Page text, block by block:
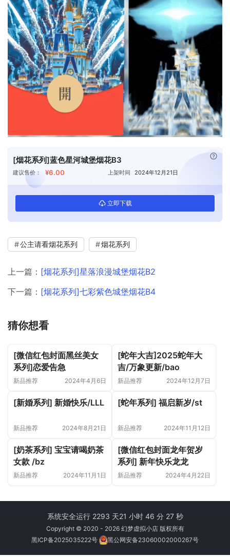
[烟花系列]蓝色星河城堡烟花B3
建议售价： ¥6.00 上架时间 2024年12月21日
立即下载
已
公主请看烟花系列 烟花系列
上一篇： [烟花系列]星落浪漫城堡烟花B2
下一篇： [烟花系列]七彩紫色城堡烟花B4
猜你想看
[微信红包封面黑丝美女
系列]恋爱告急
新品推荐 2024年4月6日
[蛇年大吉]2025蛇年大
吉/万象更新/bao
新品推荐 2024年12月7日
[新婚系列] 新婚快乐/LLL
新品推荐 2024年8月21日
[蛇年系列] 福启新岁/st
新品推荐 2024年11月12日
[奶茶系列] 宝宝请喝奶茶
女款 /bz
新品推荐 2024年11月1日
[微信红包封面龙年贺岁
系列] 新年快乐龙龙
新品推荐 2024年4月22日
系统安全运行 2293 天21 小时 46 分 27 秒
Copyright © 2020 - 2026 幻梦虚拟小店 版权所有
黑ICP备2025035222号
黑公网安备23060002000267号